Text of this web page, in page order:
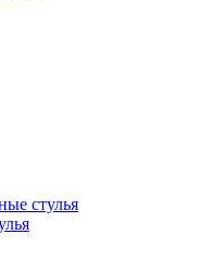
стулья